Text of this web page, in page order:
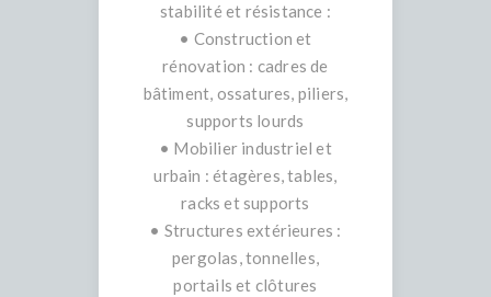
stabilité et résistance :
• Construction et
rénovation : cadres de
bâtiment, ossatures, piliers,
supports lourds
• Mobilier industriel et
urbain : étagères, tables,
racks et supports
• Structures extérieures :
pergolas, tonnelles,
portails et clôtures